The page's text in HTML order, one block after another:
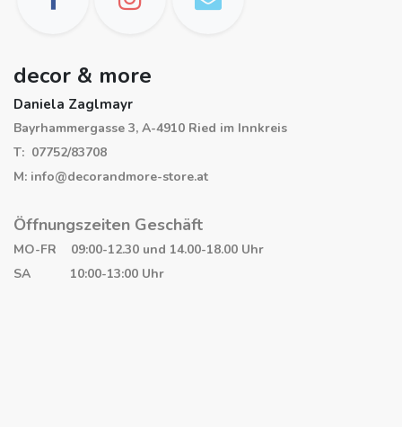
decor & more
Daniela Zaglmayr
Bayrhammergasse 3, A-4910 Ried im Innkreis
T: 07752/83708
M: info@decorandmore-store.at
Öffnungszeiten Geschäft
MO-FR 09:00-12.30 und 14.00-18.00 Uhr
SA 10:00-13:00 Uhr